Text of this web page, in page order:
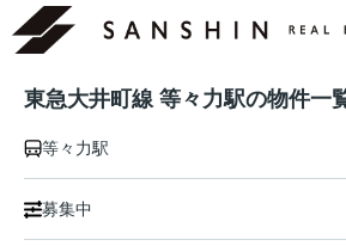
東急大井町線 等々力駅の物件一
等々力駅
募集中